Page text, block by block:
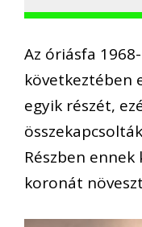
Az óriásfa
következtében
egyik részét,
Részben
koronát